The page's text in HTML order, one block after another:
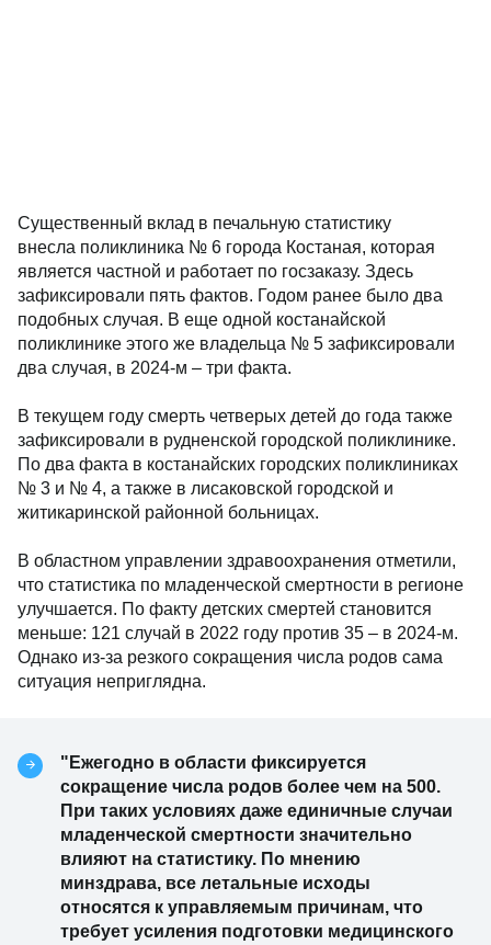
Существенный вклад в печальную статистику
внесла поликлиника № 6 города Костаная, которая
является частной и работает по госзаказу. Здесь
зафиксировали пять фактов. Годом ранее было два
подобных случая. В еще одной костанайской
поликлинике этого же владельца № 5 зафиксировали
два случая, в 2024-м – три факта.
В текущем году смерть четверых детей до года также
зафиксировали в рудненской городской поликлинике.
По два факта в костанайских городских поликлиниках
№ 3 и № 4, а также в лисаковской городской и
житикаринской районной больницах.
В областном управлении здравоохранения отметили,
что статистика по младенческой смертности в регионе
улучшается. По факту детских смертей становится
меньше: 121 случай в 2022 году против 35 – в 2024-м.
Однако из-за резкого сокращения числа родов сама
ситуация неприглядна.
"Ежегодно в области фиксируется
сокращение числа родов более чем на 500.
При таких условиях даже единичные случаи
младенческой смертности значительно
влияют на статистику. По мнению
минздрава, все летальные исходы
относятся к управляемым причинам, что
требует усиления подготовки медицинского